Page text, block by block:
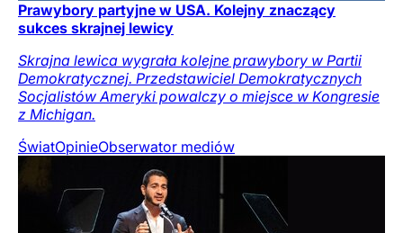
Prawybory partyjne w USA. Kolejny znaczący
sukces skrajnej lewicy
Skrajna lewica wygrała kolejne prawybory w Partii
Demokratycznej. Przedstawiciel Demokratycznych
Socjalistów Ameryki powalczy o miejsce w Kongresie
z Michigan.
ŚwiatOpinieObserwator mediów